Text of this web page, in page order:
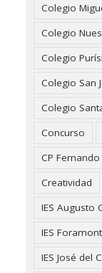
Colegio
Colegio
Colegio
Colegio San
Colegio
Concurso
CP
Creatividad
IES Augusto
IES
IES José del